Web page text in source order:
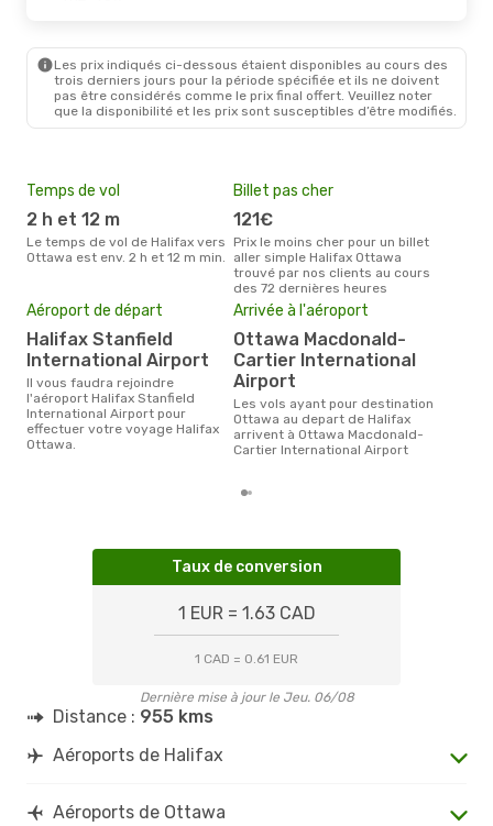
Les prix indiqués ci-dessous étaient disponibles au cours des
trois derniers jours pour la période spécifiée et ils ne doivent
pas être considérés comme le prix final offert. Veuillez noter
que la disponibilité et les prix sont susceptibles d’être modifiés.
Temps de vol
2 h et 12 m
Le temps de vol de Halifax vers
Ottawa est env. 2 h et 12 m min.
Billet pas cher
121€
Prix le moins cher pour un billet
aller simple Halifax Ottawa
trouvé par nos clients au cours
des 72 dernières heures
Aéroport de départ
Halifax Stanfield
International Airport
Il vous faudra rejoindre
l'aéroport Halifax Stanfield
International Airport pour
effectuer votre voyage Halifax
Ottawa.
Arrivée à l'aéroport
Ottawa Macdonald-
Cartier International
Airport
Les vols ayant pour destination
Ottawa au depart de Halifax
arrivent à Ottawa Macdonald-
Cartier International Airport
Taux de conversion
1 EUR = 1.63 CAD
1 CAD = 0.61 EUR
Dernière mise à jour le Jeu. 06/08
Distance : 955 kms
Aéroports de Halifax
Aéroports de Ottawa